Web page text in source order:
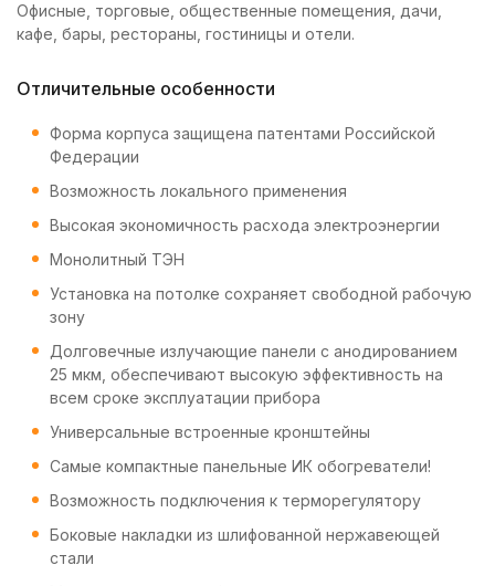
Офисные, торговые, общественные помещения, дачи,
кафе, бары, рестораны, гостиницы и отели.
Отличительные особенности
Форма корпуса защищена патентами Российской
Федерации
Возможность локального применения
Высокая экономичность расхода электроэнергии
Монолитный ТЭН
Установка на потолке сохраняет свободной рабочую
зону
Долговечные излучающие панели с анодированием
25 мкм, обеспечивают высокую эффективность на
всем сроке эксплуатации прибора
Универсальные встроенные кронштейны
Самые компактные панельные ИК обогреватели!
Возможность подключения к терморегулятору
Боковые накладки из шлифованной нержавеющей
стали